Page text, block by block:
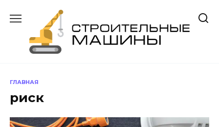
содержанию
ГЛАВНАЯ
риск